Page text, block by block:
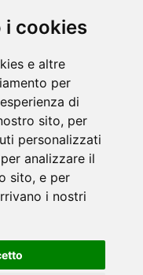
i cookies
e altre
per
di
sito, per
personalizzati
analizzare il
sito, e per
i nostri
in qualsiasi momento
Leggi di più